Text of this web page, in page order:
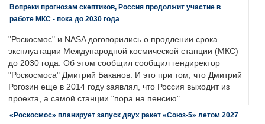
Вопреки прогнозам скептиков, Россия продолжит участие в
работе МКС - пока до 2030 года
"Роскосмос" и NASA договорились о продлении срока
эксплуатации Международной космической станции (МКС)
до 2030 года. Об этом сообщил сообщил гендиректор
"Роскосмоса" Дмитрий Баканов. И это при том, что Дмитрий
Рогозин еще в 2014 году заявлял, что Россия выходит из
проекта, а самой станции "пора на пенсию".
«Роскосмос» планирует запуск двух ракет «Союз-5» летом 2027